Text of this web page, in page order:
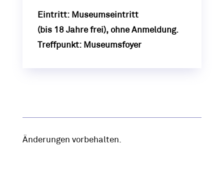
Eintritt: Museumseintritt
(bis 18 Jahre frei), ohne Anmeldung.
Treffpunkt: Museumsfoyer
Änderungen vorbehalten.